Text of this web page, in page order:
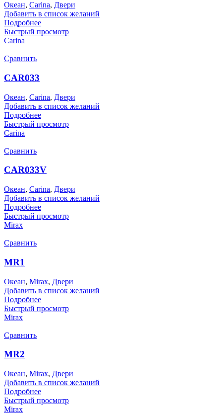
Океан, Carina, Двери
Добавить в список желаний
Подробнее
Быстрый просмотр
Carina
Сравнить
CAR033
Океан, Carina, Двери
Добавить в список желаний
Подробнее
Быстрый просмотр
Carina
Сравнить
CAR033V
Океан, Carina, Двери
Добавить в список желаний
Подробнее
Быстрый просмотр
Mirax
Сравнить
MR1
Океан, Mirax, Двери
Добавить в список желаний
Подробнее
Быстрый просмотр
Mirax
Сравнить
MR2
Океан, Mirax, Двери
Добавить в список желаний
Подробнее
Быстрый просмотр
Mirax